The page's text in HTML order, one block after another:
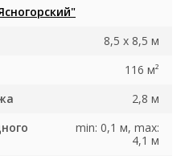
8,5 x 8,5 м
116 м²
2,8 м
min: 0,1 м, max:
4,1 м